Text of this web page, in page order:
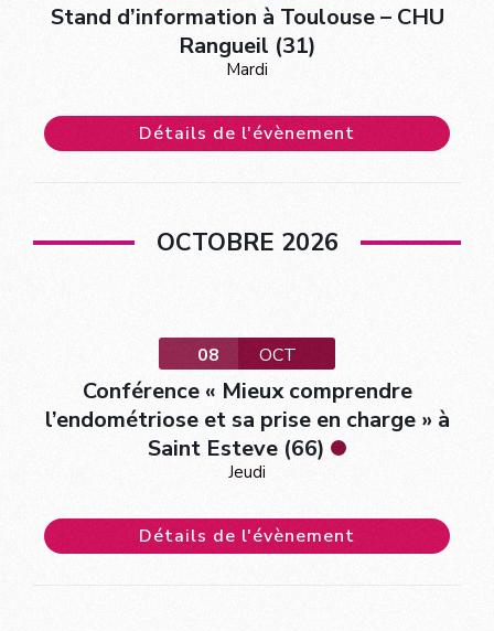
Stand d’information à Toulouse – CHU
Rangueil (31)
Mardi
Détails de l'évènement
OCTOBRE 2026
08 OCT
Conférence « Mieux comprendre
l’endométriose et sa prise en charge » à
Saint Esteve (66)
Jeudi
Détails de l'évènement